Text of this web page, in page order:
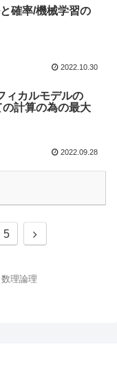
確率/機械学習の
2022.10.30
ィカルモデルの
の計算の為の最大
2022.09.28
5
数理論理